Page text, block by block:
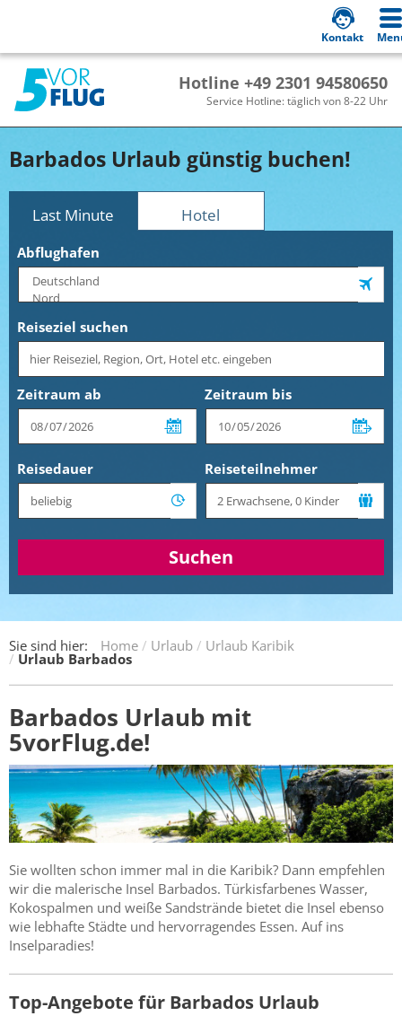
Hotline +49 2301 94580650
Service Hotline: täglich von 8-22 Uhr
Kontakt
Barbados Urlaub günstig buchen!
Last Minute Hotel
Abflughafen
Reiseziel suchen
Zeitraum ab Zeitraum bis
Reisedauer Reiseteilnehmer
Suchen
Sie sind hier: Home Urlaub Urlaub Karibik
Urlaub Barbados
Barbados Urlaub mit
5vorFlug.de!
Sie wollten schon immer mal in die Karibik? Dann empfehlen
wir die malerische Insel Barbados. Türkisfarbenes Wasser,
Kokospalmen und weiße Sandstrände bietet die Insel ebenso
wie lebhafte Städte und hervorragendes Essen. Auf ins
Inselparadies!
Top-Angebote für Barbados Urlaub